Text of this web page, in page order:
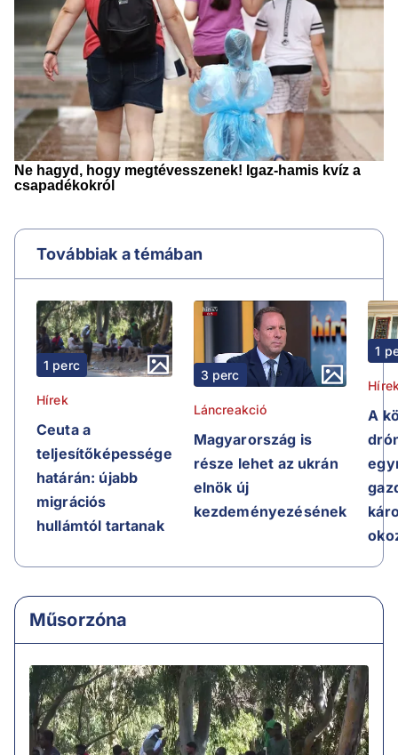
Továbbiak a témában
1 perc
Hírek
Ceuta a
teljesítőképessége
határán: újabb
migrációs
hullámtól tartanak
3 perc
Láncreakció
Magyarország is
része lehet az ukrán
elnök új
kezdeményezésének
1
A
Műsorzóna